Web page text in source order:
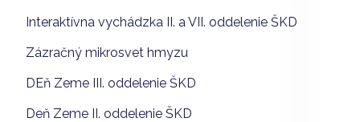
Interaktívna vychádzka II. a VII. oddelenie ŠKD
Zázračný mikrosvet hmyzu
DEň Zeme III. oddelenie ŠKD
Deň Zeme II. oddelenie ŠKD